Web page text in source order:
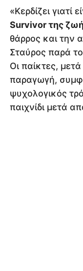
«Κερδίζει γιατί
Survivor της
θάρρος και την
Σταύρος παρά
Οι παίκτες,
παραγωγή,
ψυχολογικός
παιχνίδι μετά